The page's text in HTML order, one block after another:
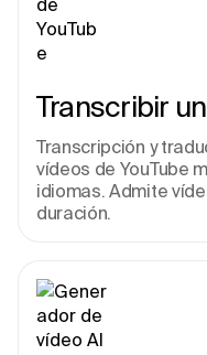
Transcribir
Transcripción y
vídeos de YouTube
idiomas. Admite
duración.